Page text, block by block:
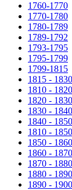
1760-1770
1770-1780
1780-1789
1789-1792
1793-1795
1795-1799
1799-1815
1815 - 1830
1810 - 1820
1820 - 1830
1830 - 1840
1840 - 1850
1810 -
1850 - 1860
1860 - 1870
1870 - 1880
1880 - 1890
1890 - 1900